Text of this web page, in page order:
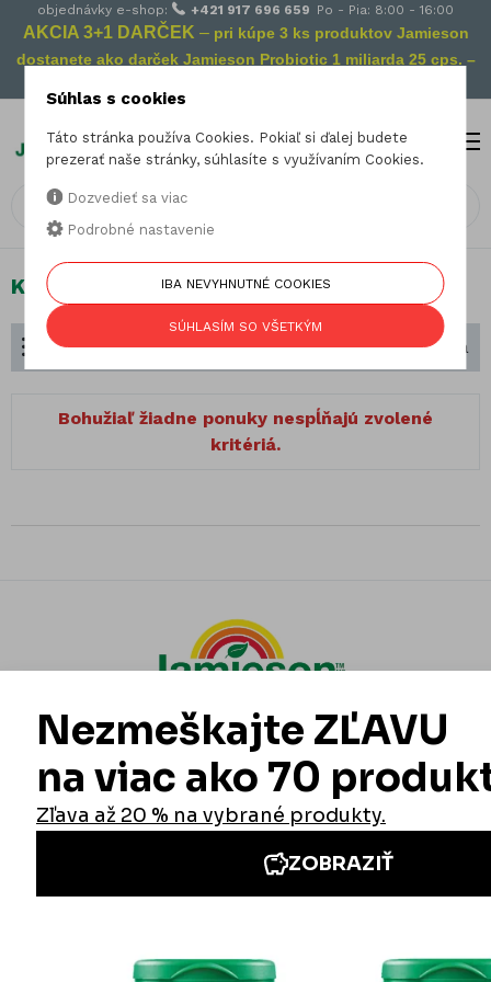
objednávky e-shop: +421 917 696 659 Po - Pia: 8:00 - 16:00
AKCIA 3+1 DARČEK – pri kúpe 3 ks produktov Jamieson
dostanete ako darček Jamieson Probiotic 1 miliarda 25 cps. –
0
Kozmetika
Zoradiť podľa
Rozdelenie podľa zloženia
Bohužiaľ žiadne ponuky nespĺňajú zvolené
kritériá.
Iné stránky Jamieson
Súhlas s cookies
Táto stránka používa Cookies. Pokiaľ si ďalej budete
prezerať naše stránky, súhlasíte s využívaním Cookies.
Dozvedieť sa viac
Podrobné nastavenie
IBA NEVYHNUTNÉ COOKIES
SÚHLASÍM SO VŠETKÝM